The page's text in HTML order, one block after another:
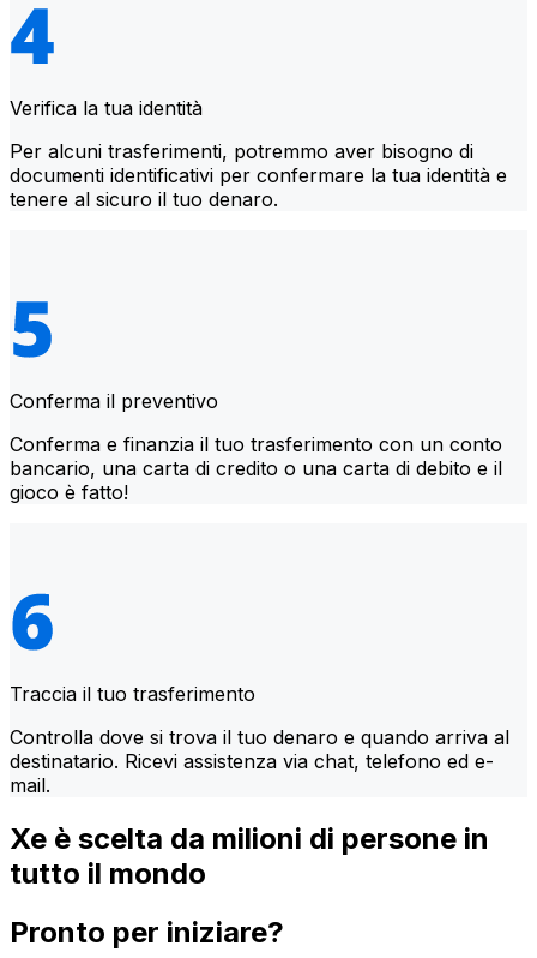
Verifica la tua identità
Per alcuni trasferimenti, potremmo aver bisogno di
documenti identificativi per confermare la tua identità e
tenere al sicuro il tuo denaro.
Conferma il preventivo
Conferma e finanzia il tuo trasferimento con un conto
bancario, una carta di credito o una carta di debito e il
gioco è fatto!
Traccia il tuo trasferimento
Controlla dove si trova il tuo denaro e quando arriva al
destinatario. Ricevi assistenza via chat, telefono ed e-
mail.
Xe è scelta da milioni di persone in
tutto il mondo
Pronto per iniziare?